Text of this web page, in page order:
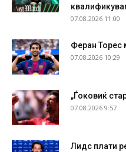
07.08.2026 11:00
Феран Торес
07.08.2026 10:29
„Ѓоковиќ
07.08.2026 9:57
Лидс плати